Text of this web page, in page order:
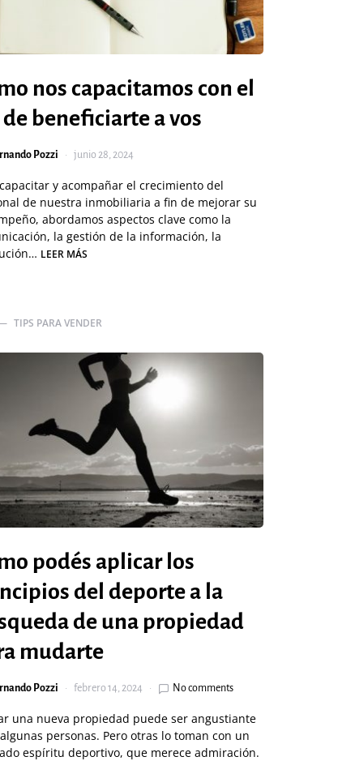
nos capacitamos con el
beneficiarte a vos
Pozzi junio 28, 2024
y acompañar el crecimiento del
de nuestra inmobiliaria a fin de mejorar su
abordamos aspectos clave como la
la gestión de la información, la
LEER MÁS
TIPS PARA VENDER
podés aplicar los
del deporte a la
de una propiedad
mudarte
Pozzi febrero 14, 2024 No comments
una nueva propiedad puede ser angustiante
personas. Pero otras lo toman con un
espíritu deportivo, que merece admiración.